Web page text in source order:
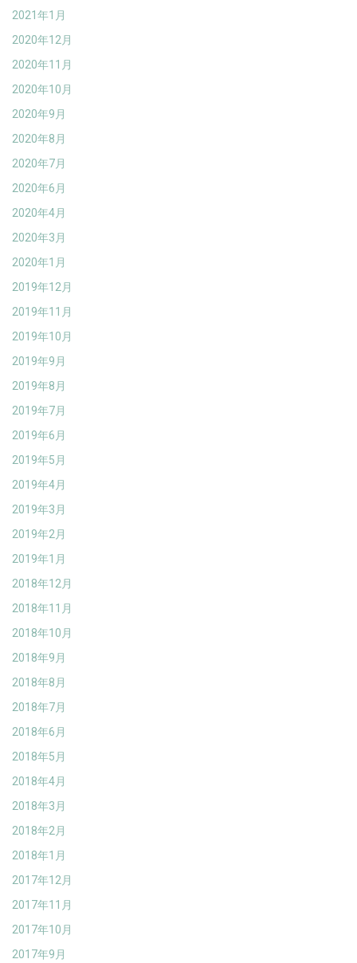
2021年1月
2020年12月
2020年11月
2020年10月
2020年9月
2020年8月
2020年7月
2020年6月
2020年4月
2020年3月
2020年1月
2019年12月
2019年11月
2019年10月
2019年9月
2019年8月
2019年7月
2019年6月
2019年5月
2019年4月
2019年3月
2019年2月
2019年1月
2018年12月
2018年11月
2018年10月
2018年9月
2018年8月
2018年7月
2018年6月
2018年5月
2018年4月
2018年3月
2018年2月
2018年1月
2017年12月
2017年11月
2017年10月
2017年9月